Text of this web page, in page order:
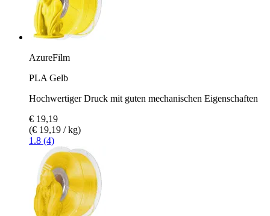
AzureFilm
PLA Gelb
Hochwertiger Druck mit guten mechanischen Eigenschaften
€ 19,19
(€ 19,19 / kg)
1.8 (4)